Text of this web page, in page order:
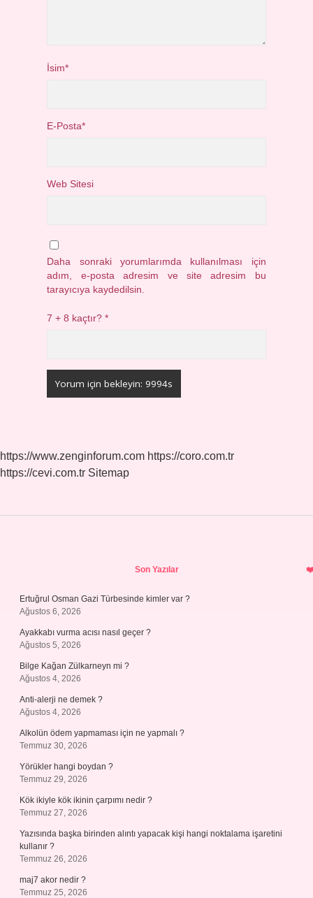
İsim*
E-Posta*
Web Sitesi
Daha sonraki yorumlarımda kullanılması için
adım, e-posta adresim ve site adresim bu
tarayıcıya kaydedilsin.
7 + 8 kaçtır?*
https://www.zenginforum.com https://coro.com.tr
https://cevi.com.tr Sitemap
Son Yazılar
Ertuğrul Osman Gazi Türbesinde kimler var ?
Ağustos 6, 2026
Ayakkabı vurma acısı nasıl geçer ?
Ağustos 5, 2026
Bilge Kağan Zülkarneyn mi ?
Ağustos 4, 2026
Anti-alerji ne demek ?
Ağustos 4, 2026
Alkolün ödem yapmaması için ne yapmalı ?
Temmuz 30, 2026
Yörükler hangi boydan ?
Temmuz 29, 2026
Kök ikiyle kök ikinin çarpımı nedir ?
Temmuz 27, 2026
Yazısında başka birinden alıntı yapacak kişi hangi noktalama işaretini
kullanır ?
Temmuz 26, 2026
maj7 akor nedir ?
Temmuz 25, 2026